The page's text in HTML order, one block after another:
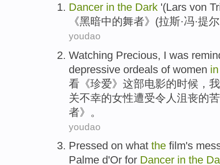
Dancer in the Dark '(Lars von
《黑暗中的舞者》(拉斯·冯·提
youdao
Watching Precious, I was
depressive ordeals of women in
看《珍爱》这部电影的时候， 我
关不幸的女性遭受令人沮丧的
者》。
youdao
Pressed on what the film's
Palme d'Or for Dancer in the